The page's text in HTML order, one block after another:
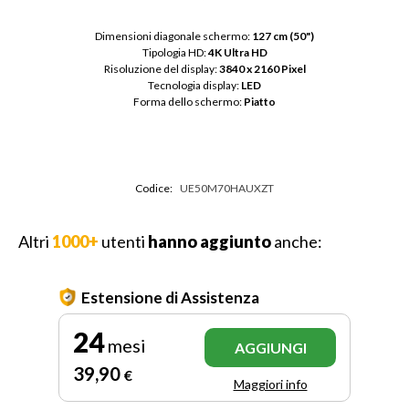
Dimensioni diagonale schermo: 127 cm (50")
Tipologia HD: 4K Ultra HD
Risoluzione del display: 3840 x 2160 Pixel
Tecnologia display: LED
Forma dello schermo: Piatto
Codice: UE50M70HAUXZT
Altri 1000+ utenti hanno aggiuntoanche:
Estensione di Assistenza
24mesi
39,90 €
AGGIUNGI
Maggiori info